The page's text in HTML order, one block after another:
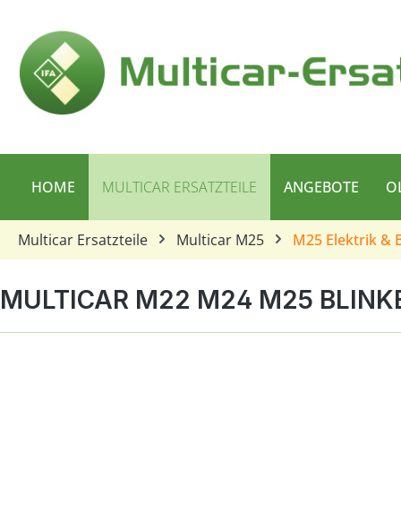
HOME MULTICAR ERSATZTEILE ANGEBOTE
Multicar Ersatzteile Multicar M25 M25 Elektrik &
MULTICAR M22 M24 M25